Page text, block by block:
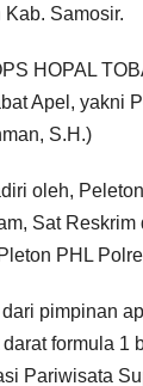
Samosir.
HOPAL
Apel, yakni
S.H.)
oleh,
Sat
PHL
pimpinan
formula 1
Pariwisata